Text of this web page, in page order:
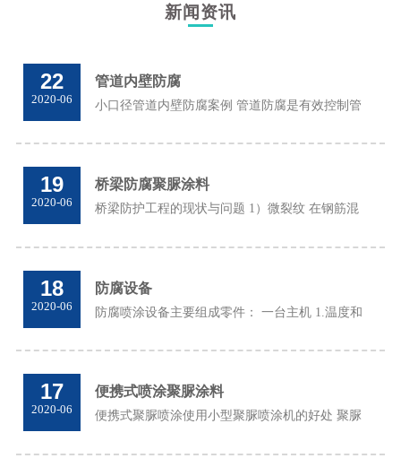
新闻资讯
22
2020-06
管道内壁防腐
小口径管道内壁防腐案例 管道防腐是有效控制管
护技术是选择耐腐蚀金属或非金属基材，添加腐
护。...
19
2020-06
桥梁防腐聚脲涂料
桥梁防护工程的现状与问题 1）微裂纹 在钢筋混
于所用材料，环境和温度应力，干燥收缩和维护
部...
18
2020-06
防腐设备
防腐喷涂设备主要组成零件： 一台主机 1.温度和
液压增压系统 4.喷枪：1 5.提升泵：2 6.主机进料
H56...
17
2020-06
便携式喷涂聚脲涂料
便携式聚脲喷涂使用小型聚脲喷涂机的好处 聚脲
在施工或使用过程中不会污染。另外，聚脲是彩